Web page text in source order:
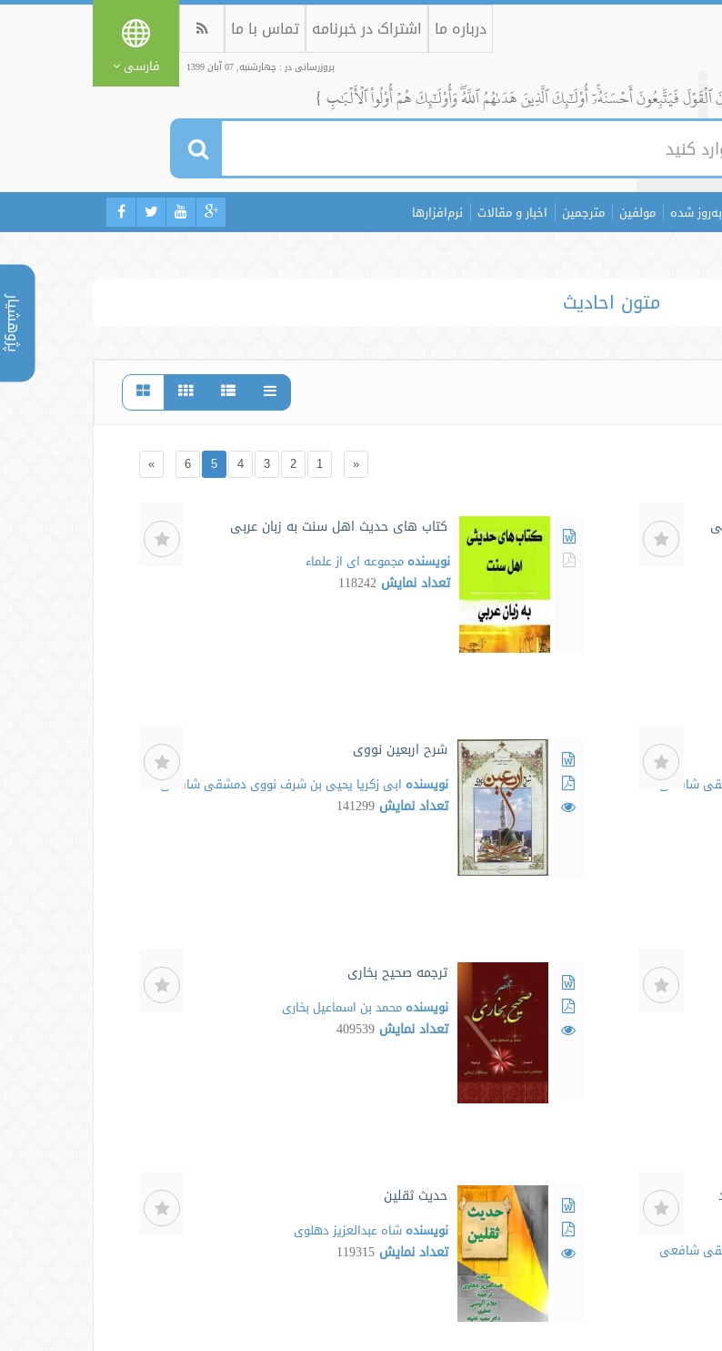
پژوهشیار
درباره ما اشتراک در خبرنامه تماس با ما
بروزرسانی در : چهارشنبه, 07 آبان 1399 فارسی
فَيَتَّبِعُونَ أَحۡسَنَهُۥٓۚ أُوْلَٰٓئِكَ ٱلَّذِينَ هَدَىٰهُمُ ٱللَّهُۖ وَأُوْلَٰٓئِكَ هُمۡ أُوْلُواْ ٱلۡأَلۡبَٰبِ }
شده مولفین مترجمین اخبار و مقالات نرم‌افزارها
متون احادیث
«
1
2
3
4
5
6
»
کتاب های حدیث اهل سنت به زبان عربی
نویسنده مجموعه ای از علماء
تعداد نمایش 118242
شافعی
شرح اربعین نووی
نویسنده ابی زکریا یحیی بن شرف نووی دمشقی شافعی
تعداد نمایش 141299
ترجمه صحیح بخاری
نویسنده محمد بن اسماعیل بخاری
تعداد نمایش 409539
شافعی
حدیث ثقلین
نویسنده شاه عبدالعزیز دهلوی
تعداد نمایش 119315